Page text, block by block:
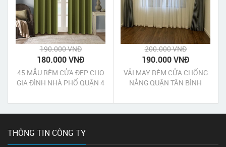
190.000 VNĐ
180.000 VNĐ
45 MẪU RÈM CỬA ĐẸP CHO
GIA ĐÌNH NHÀ PHỐ QUẬN 4
200.000 VNĐ
190.000 VNĐ
VẢI MAY RÈM CỬA CHỐNG
NẮNG QUẬN TÂN BÌNH
THÔNG TIN CÔNG TY